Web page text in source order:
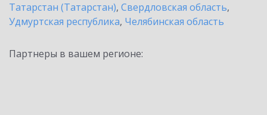
Татарстан (Татарстан), Свердловская область,
Удмуртская республика, Челябинская область
Партнеры в вашем регионе: